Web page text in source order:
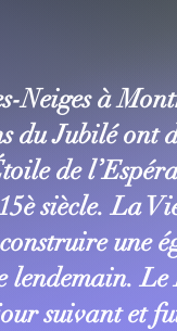
Neiges à
du Jubilé ont
de
siècle. La
une
lendemain.
suivant et